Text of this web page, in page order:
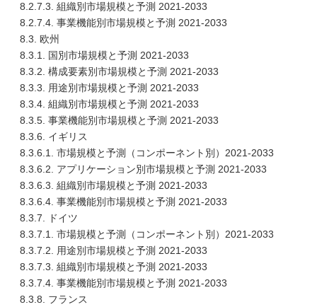
8.2.7.3. 組織別市場規模と予測 2021-2033
8.2.7.4. 事業機能別市場規模と予測 2021-2033
8.3. 欧州
8.3.1. 国別市場規模と予測 2021-2033
8.3.2. 構成要素別市場規模と予測 2021-2033
8.3.3. 用途別市場規模と予測 2021-2033
8.3.4. 組織別市場規模と予測 2021-2033
8.3.5. 事業機能別市場規模と予測 2021-2033
8.3.6. イギリス
8.3.6.1. 市場規模と予測（コンポーネント別）2021-2033
8.3.6.2. アプリケーション別市場規模と予測 2021-2033
8.3.6.3. 組織別市場規模と予測 2021-2033
8.3.6.4. 事業機能別市場規模と予測 2021-2033
8.3.7. ドイツ
8.3.7.1. 市場規模と予測（コンポーネント別）2021-2033
8.3.7.2. 用途別市場規模と予測 2021-2033
8.3.7.3. 組織別市場規模と予測 2021-2033
8.3.7.4. 事業機能別市場規模と予測 2021-2033
8.3.8. フランス